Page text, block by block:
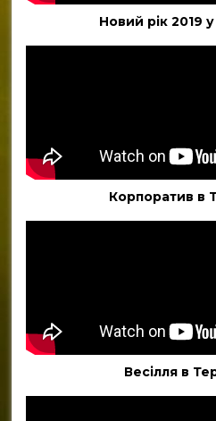
Новий рік 2019
Корпоратив в
Весілля в